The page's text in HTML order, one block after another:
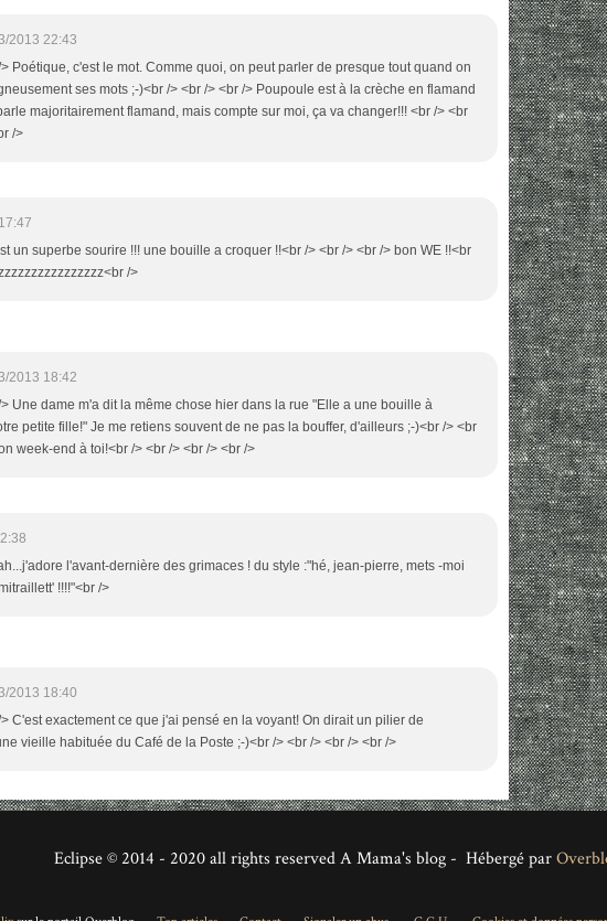
2013 22:43
Poétique, c'est le mot. Comme quoi, on peut parler de presque tout quand on
ses mots ;-)<br /> <br /> <br /> Poupoule est à la crèche en flamand
majoritairement flamand, mais compte sur moi, ça va changer!!! <br /> <br
/>
un superbe sourire !!! une bouille a croquer !!<br /> <br /> <br /> bon WE !!<br
/>
2013 18:42
Une dame m'a dit la même chose hier dans la rue "Elle a une bouille à
petite fille!" Je me retiens souvent de ne pas la bouffer, d'ailleurs ;-)<br /> <br
week-end à toi!<br /> <br /> <br /> <br />
l'avant-dernière des grimaces ! du style :"hé, jean-pierre, mets -moi
!!!!"<br />
2013 18:40
C'est exactement ce que j'ai pensé en la voyant! On dirait un pilier de
vieille habituée du Café de la Poste ;-)<br /> <br /> <br /> <br />
Eclipse © 2014 - 2020 all rights reserved A Mama's blog - Hébergé par